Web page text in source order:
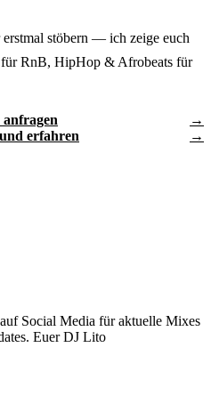
stöbern — ich zeige euch
RnB, HipHop & Afrobeats für
erfahren
Social Media für aktuelle Mixes
Euer DJ Lito